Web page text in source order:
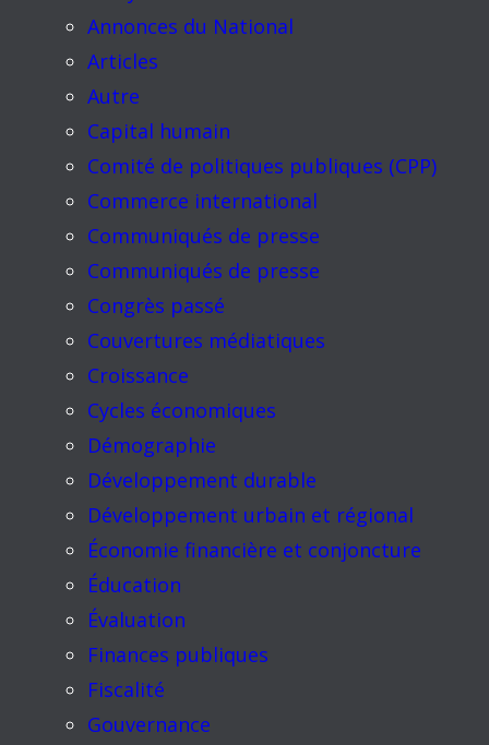
Annonces du National
Articles
Autre
Capital humain
Comité de politiques publiques (CPP)
Commerce international
Communiqués de presse
Communiqués de presse
Congrès passé
Couvertures médiatiques
Croissance
Cycles économiques
Démographie
Développement durable
Développement urbain et régional
Économie financière et conjoncture
Éducation
Évaluation
Finances publiques
Fiscalité
Gouvernance